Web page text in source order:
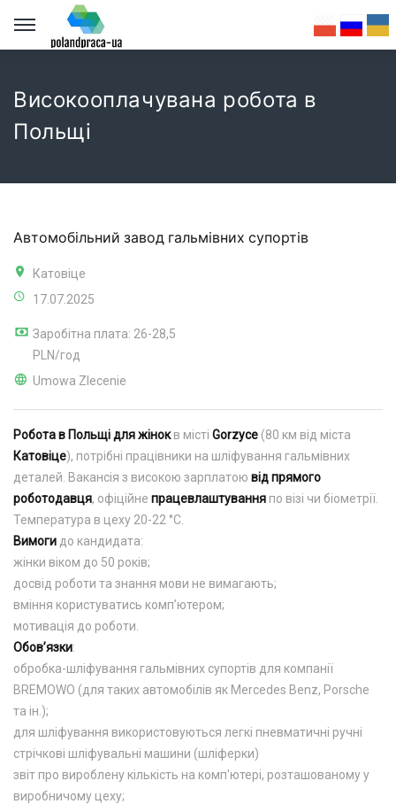
Високооплачувана робота в
Польщі
Автомобільний завод гальмівних супортів
Катовіце
17.07.2025
Заробітна плата: 26-28,5
PLN/год
Umowa Zlecenie
Робота в Польщі для жінокв місті Gorzyce (80 км від міста
Катовіце), потрібні працівники на шліфування гальмівних
деталей. Вакансія з високою зарплатою від прямого
роботодавця, офіційне працевлаштування по візі чи біометрії.
Температура в цеху 20-22 °C.
Вимоги до кандидата:
жінки віком до 50 років;
досвід роботи та знання мови не вимагають;
вміння користуватись комп’ютером;
мотивація до роботи.
Обов’язки:
обробка-шліфування гальмівних супортів для компанії
BREMOWO (для таких автомобілів як Mercedes Benz, Porsche
та ін.);
для шліфування використовуються легкі пневматичні ручні
стрічкові шліфувальні машини (шліферки)
звіт про вироблену кількість на комп'ютері, розташованому у
виробничому цеху;